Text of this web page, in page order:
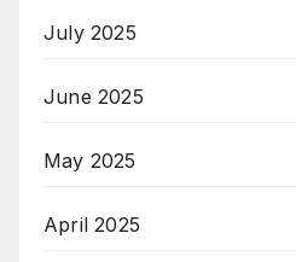
July 2025
June 2025
May 2025
April 2025